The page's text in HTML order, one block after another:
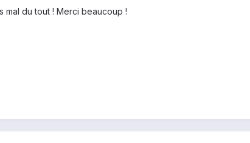
du tout ! Merci beaucoup !